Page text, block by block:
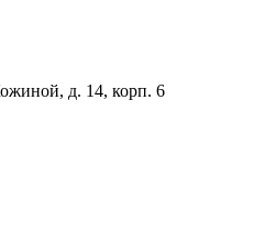
д. 14, корп. 6